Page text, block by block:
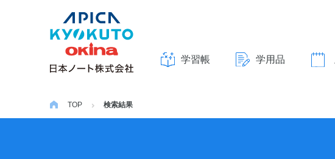
学習帳 学用品
TOP 検索結果